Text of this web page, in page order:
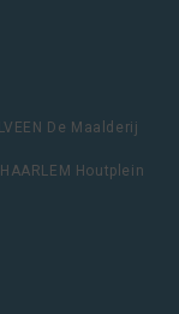
De Maalderij
HAARLEM Houtplein